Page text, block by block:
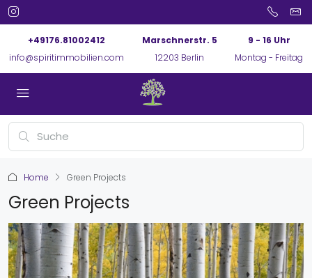
+49176.81002412
info@spiritimmobilien.com
Marschnerstr. 5
12203 Berlin
9 - 16 Uhr
Montag - Freitag
Home Green Projects
Green Projects